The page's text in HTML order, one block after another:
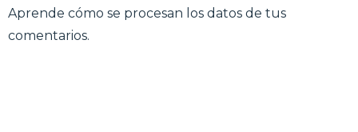
Aprende cómo se procesan los datos de tus
comentarios.